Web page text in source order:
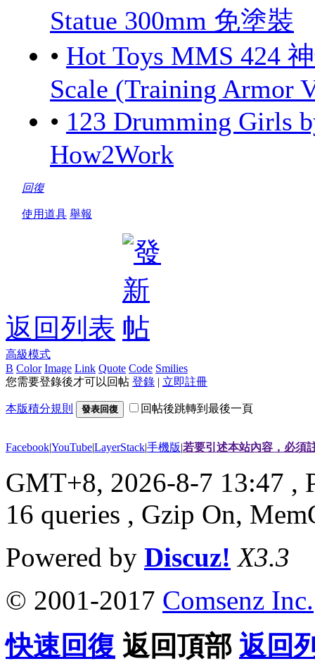
Statue 300mm 免塗裝
• Hot Toys MMS 424
Scale (Training Armor
• 123 Drumming Girls
How2Work
回復
使用道具 舉報
返回列表
高級模式
B Color Image Link Quote Code Smilies
您需要登錄後才可以回帖 登錄 | 立即註冊
本版積分規則 發表回復 回帖後跳轉到最後一頁
Facebook|YouTube|LayerStack|手機版|若要引述本站內容，必須
GMT+8, 2026-8-7 13:47 ,
16 queries , Gzip On,
Powered by Discuz! X3.3
© 2001-2017 Comsenz Inc.
快速回復 返回頂部 返回